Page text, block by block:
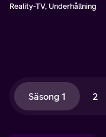
Reality-TV, Underhållning
Säsong 1 2